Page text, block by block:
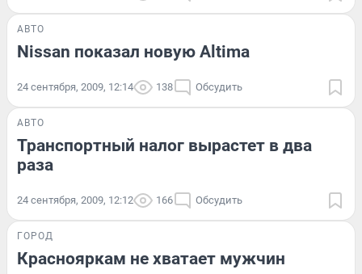
АВТО
Nissan показал новую Altima
24 сентября, 2009, 12:14 138 Обсудить
АВТО
Транспортный налог вырастет в два
раза
24 сентября, 2009, 12:12 166 Обсудить
ГОРОД
Краснояркам не хватает мужчин